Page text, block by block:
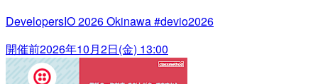
DevelopersIO 2026 Okinawa #devio2026
開催前2026年10月2日(金) 13:00